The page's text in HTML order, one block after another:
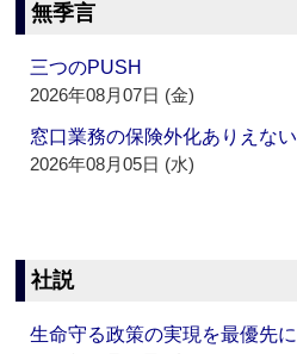
無季言
三つのPUSH
2026年08月07日 (金)
窓口業務の保険外化ありえない
2026年08月05日 (水)
社説
生命守る政策の実現を最優先に